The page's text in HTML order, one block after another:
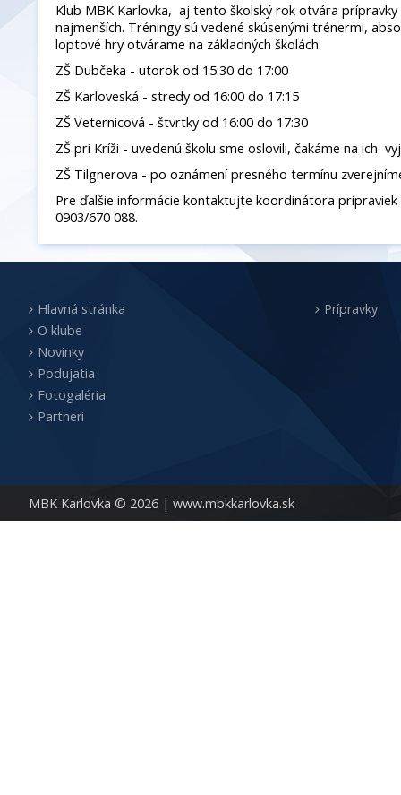
Klub MBK Karlovka, aj tento školský rok otvára
najmenších. Tréningy sú vedené skúsenými trénermi,
loptové hry otvárame na základných školách:
ZŠ Dubčeka - utorok od 15:30 do 17:00
ZŠ Karloveská - stredy od 16:00 do 17:15
ZŠ Veternicová - štvrtky od 16:00 do 17:30
ZŠ pri Kríži - uvedenú školu sme oslovili, čakáme na ich
ZŠ Tilgnerova - po oznámení presného termínu
Pre ďalšie informácie kontaktujte koordinátora prípraviek
0903/670 088.
MBK Karlovka © 2026 | www.mbkkarlovka.sk
Hlavná stránka
O klube
Novinky
Podujatia
Fotogaléria
Partneri
Prípravky